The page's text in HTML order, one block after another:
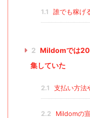
1.1 誰でも稼げ
2 Mildomでは
集していた
2.1 支払い方法
2.2 Mildomの